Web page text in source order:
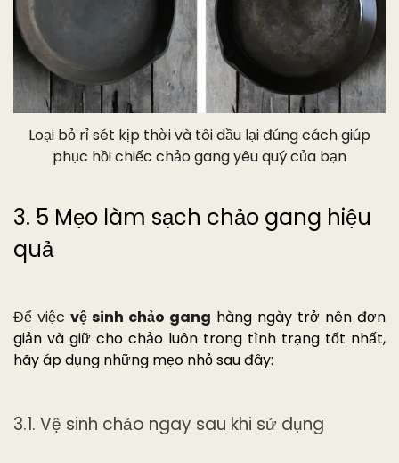
Loại bỏ rỉ sét kịp thời và tôi dầu lại đúng cách giúp
phục hồi chiếc chảo gang yêu quý của bạn
3. 5 Mẹo làm sạch chảo gang hiệu
quả
Để việc vệ sinh chảo gang hàng ngày trở nên đơn
giản và giữ cho chảo luôn trong tình trạng tốt nhất,
hãy áp dụng những mẹo nhỏ sau đây:
3.1. Vệ sinh chảo ngay sau khi sử dụng